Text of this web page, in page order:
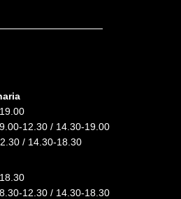
12.30 / 14.30-19.00
/ 14.30-18.30
12.30 / 14.30-18.30